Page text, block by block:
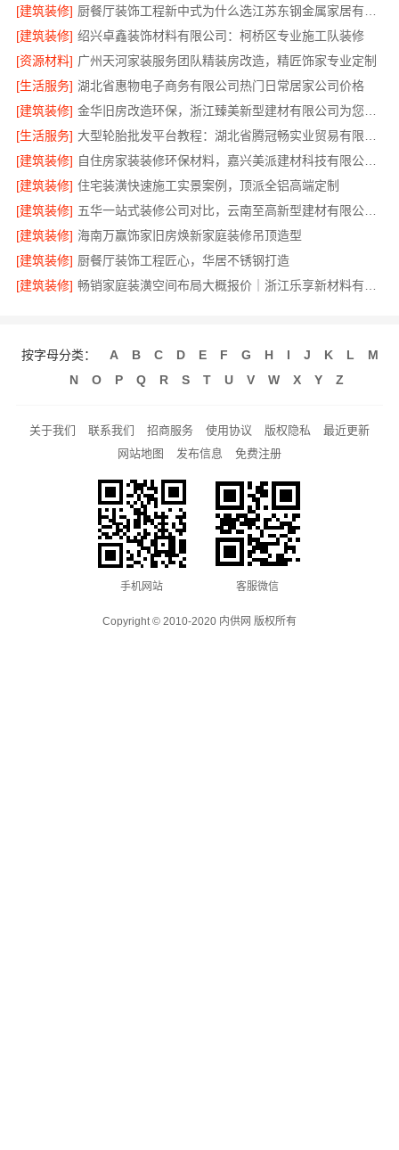
[建筑装修]
[建筑装修] 绍兴卓鑫装饰材料有限公司：柯桥区专业施工队装修
[资源材料] 广州天河家装服务团队精装房改造，精匠饰家专业定制
[生活服务] 湖北省惠物电子商务有限公司热门日常居家公司价格
[建筑装修]
[生活服务]
[建筑装修]
自住房家装装修环保材料，嘉兴美派建材科技有限公司一线品牌正品保障
[建筑装修] 住宅装潢快速施工实景案例，顶派全铝高端定制
[建筑装修]
五华一站式装修公司对比，云南至高新型建材有限公司领先
[建筑装修] 海南万赢饰家旧房焕新家庭装修吊顶造型
[建筑装修] 厨餐厅装饰工程匠心，华居不锈钢打造
[建筑装修]
按字母分类： A B C D E F G H I J K L
M
N
O P Q R S T U V W X Y Z
关于我们 联系我们 招商服务 使用协议 版权隐私
最近更新
网站地图
发布信息 免费注册
手机网站 客服微信
Copyright © 2010-2020 内供网 版权所有